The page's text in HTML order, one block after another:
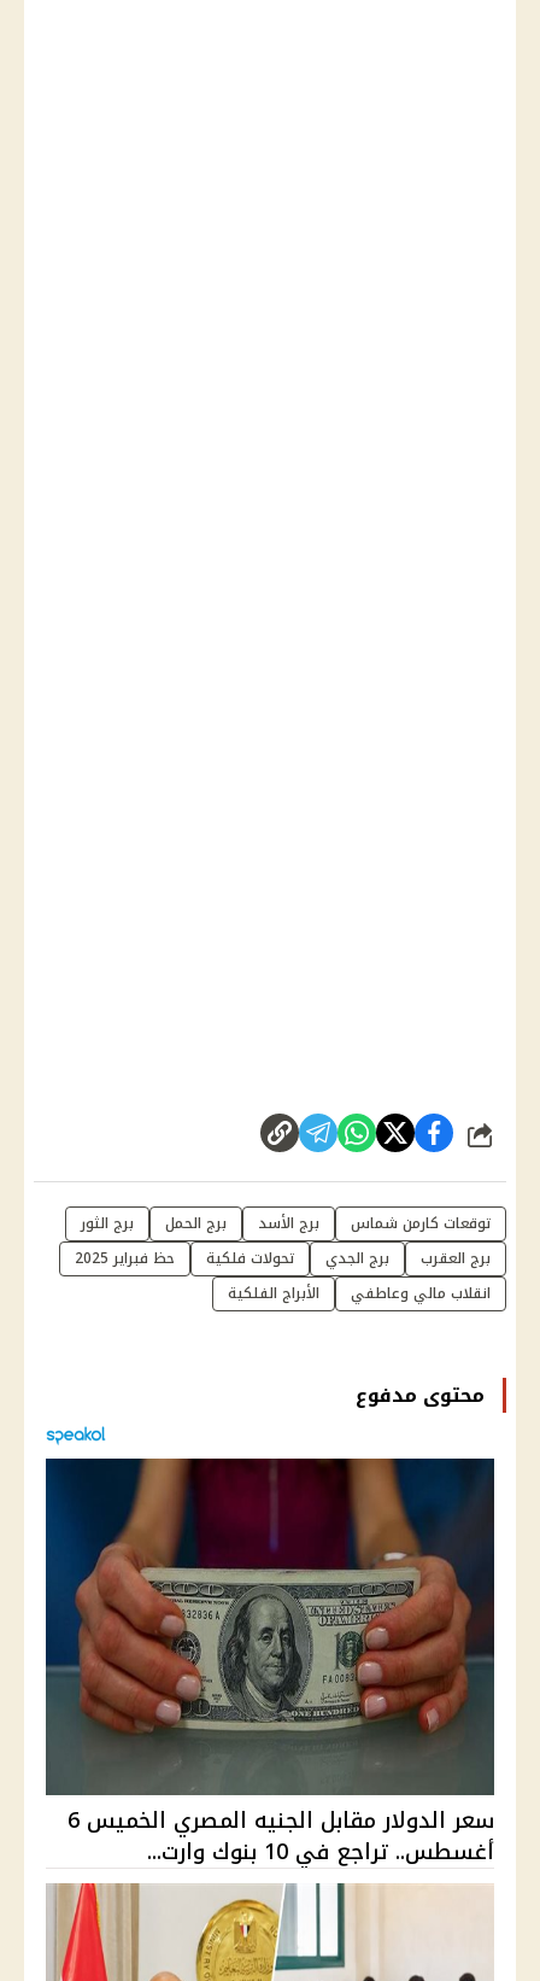
شارك
توقعات كارمن شماس برج الأسد برج الحمل
برج الثور
برج العقرب
برج الجدي تحولات فلكية
حظ فبراير 2025
انقلاب مالي وعاطفي
الأبراج الفلكية
محتوى مدفوع
سعر الدولار مقابل الجنيه المصري الخميس 6
أغسطس.. تراجع في 10 بنوك وارت...